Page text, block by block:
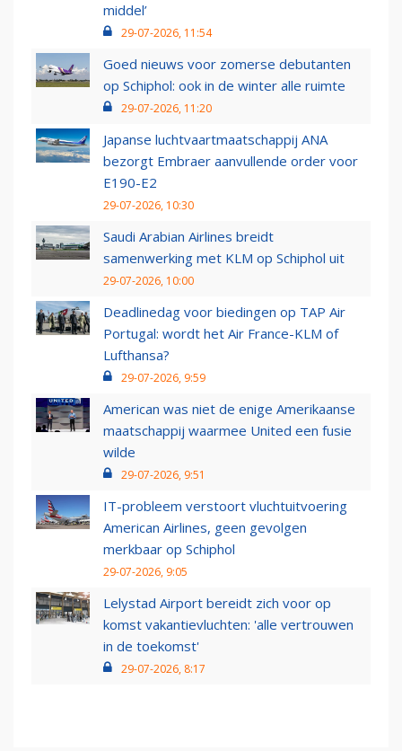
middel’
29-07-2026, 11:54
Goed nieuws voor zomerse debutanten
op Schiphol: ook in de winter alle ruimte
29-07-2026, 11:20
Japanse luchtvaartmaatschappij ANA
bezorgt Embraer aanvullende order voor
E190-E2
29-07-2026, 10:30
Saudi Arabian Airlines breidt
samenwerking met KLM op Schiphol uit
29-07-2026, 10:00
Deadlinedag voor biedingen op TAP Air
Portugal: wordt het Air France-KLM of
Lufthansa?
29-07-2026, 9:59
American was niet de enige Amerikaanse
maatschappij waarmee United een fusie
wilde
29-07-2026, 9:51
IT-probleem verstoort vluchtuitvoering
American Airlines, geen gevolgen
merkbaar op Schiphol
29-07-2026, 9:05
Lelystad Airport bereidt zich voor op
komst vakantievluchten: 'alle vertrouwen
in de toekomst'
29-07-2026, 8:17